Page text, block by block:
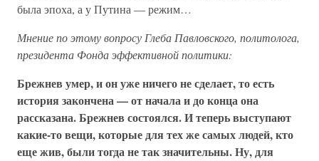
была эпоха, а у Путина — режим…
Мнение по этому вопросу Глеба Павловского, политолога,
президента Фонда эффективной политики:
Брежнев умер, и он уже ничего не сделает, то есть
история закончена — от начала и до конца она
рассказана. Брежнев состоялся. И теперь выступают
какие-то вещи, которые для тех же самых людей, кто
еще жив, были тогда не так значительны. Ну, для